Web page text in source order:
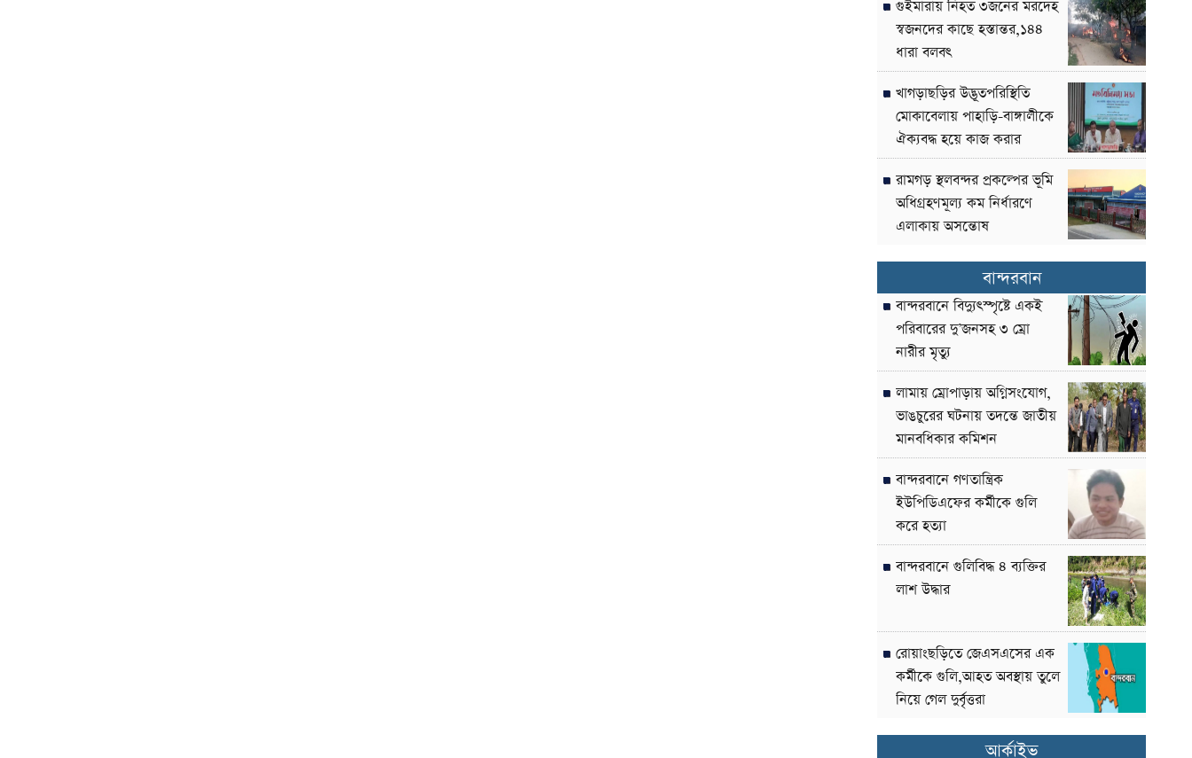
গুইমারায় নিহত ৩জনের মরদেহ
স্বজনদের কাছে হস্তান্তর,১৪৪
ধারা বলবৎ
খাগড়াছড়ির উদ্ভূতপরিস্থিতি
মোকাবেলায় পাহাড়ি-বাঙ্গালীকে
ঐক্যবদ্ধ হয়ে কাজ করার
আহ্বান-পার্বত্য উপদেষ্টা
রামগড় স্থলবন্দর প্রকল্পের ভূমি
অধিগ্রহণমূল্য কম নির্ধারণে
এলাকায় অসন্তোষ
বান্দরবান
বান্দরবানে বিদ্যুৎস্পৃষ্টে একই
পরিবারের দু’জনসহ ৩ ম্রো
নারীর মৃত্যু
লামায় ম্রোপাড়ায় অগ্নিসংযোগ,
ভাঙচুরের ঘটনায় তদন্তে জাতীয়
মানবধিকার কমিশন
বান্দরবানে গণতান্ত্রিক
ইউপিডিএফের কর্মীকে গুলি
করে হত্যা
বান্দরবানে গুলিবিদ্ধ ৪ ব্যক্তির
লাশ উদ্ধার
রোয়াংছড়িতে জেএসএসের এক
কর্মীকে গুলি,আহত অবস্থায় তুলে
নিয়ে গেল দুর্বৃত্তরা
আর্কাইভ